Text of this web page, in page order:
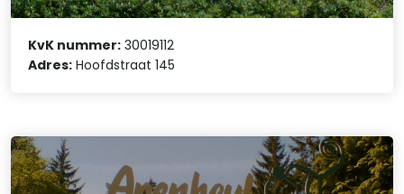
KvK nummer: 30019112
Adres: Hoofdstraat 145